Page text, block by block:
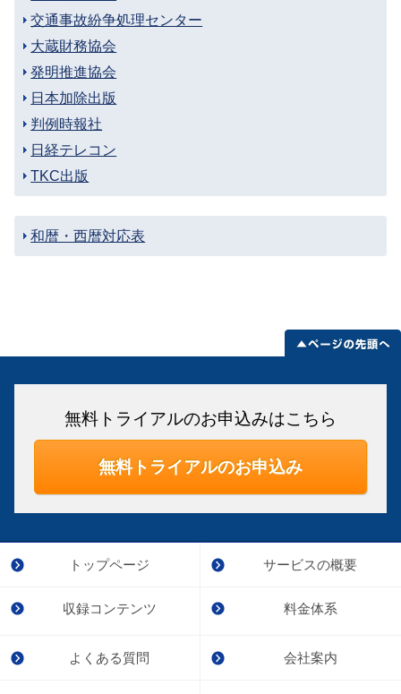
交通事故紛争処理センター
大蔵財務協会
発明推進協会
日本加除出版
判例時報社
日経テレコン
TKC出版
和暦・西暦対応表
無料トライアルのお申込みはこちら
無料トライアルのお申込み
トップページ サービスの概要
収録コンテンツ 料金体系
よくある質問 会社案内